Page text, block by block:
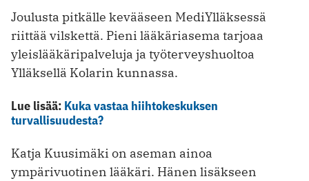
Joulusta pitkälle kevääseen MediYlläksessä
riittää vilskettä. Pieni lääkäriasema tarjoaa
yleislääkäripalveluja ja työterveyshuoltoa
Ylläksellä Kolarin kunnassa.
Lue lisää: Kuka vastaa hiihtokeskuksen
turvallisuudesta?
Katja Kuusimäki on aseman ainoa
ympärivuotinen lääkäri. Hänen lisäkseen